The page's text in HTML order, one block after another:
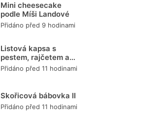
Mini cheesecake
podle Míši Landové
Přidáno před 9 hodinami
Listová kapsa s
pestem, rajčetem a
mozzarellou
Přidáno před 11 hodinami
Skořicová bábovka II
Přidáno před 11 hodinami